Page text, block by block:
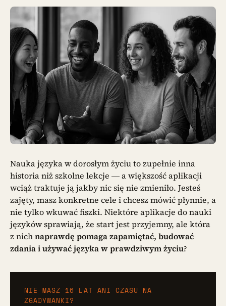
Nauka języka w dorosłym życiu to zupełnie inna
historia niż szkolne lekcje — a większość aplikacji
wciąż traktuje ją jakby nic się nie zmieniło. Jesteś
zajęty, masz konkretne cele i chcesz mówić płynnie, a
nie tylko wkuwać fiszki. Niektóre aplikacje do nauki
języków sprawiają, że start jest przyjemny, ale która
z nichnaprawdę pomaga zapamiętać, budować
zdania i używać języka w prawdziwym życiu?
NIE MASZ 16 LAT ANI CZASU NA
ZGADYWANKI?